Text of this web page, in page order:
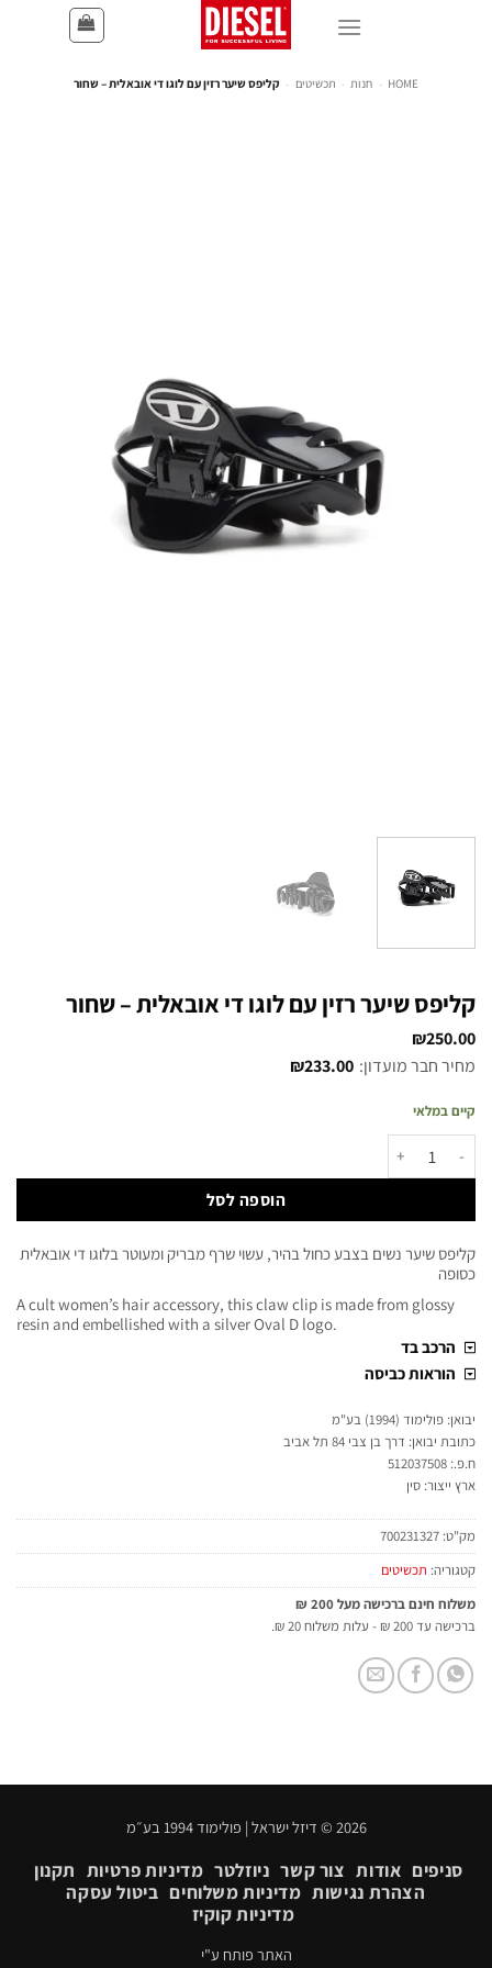
HOME
- חנות - תכשיטים - קליפס שיער רזין עם לוגו די אובאלית – שחור
קליפס שיער רזין עם לוגו די אובאלית – שחור
₪250.00
מחיר חבר מועדון:
₪233.00
קיים במלאי
הוספה לסל
קליפס שיער נשים בצבע כחול בהיר, עשוי שרף מבריק ומעוטר בלוגו די אובאלית
כסופה
A cult women’s hair accessory, this claw clip is made from glossy
resin and embellished with a silver Oval D logo.
הרכב בד
הוראות כביסה
יבואן: פולימוד (1994) בע"מ
כתובת יבואן: דרך בן צבי 84 תל אביב
ח.פ.: 512037508
ארץ ייצור: סין
מק"ט: 700231327
קטגוריה: תכשיטים
משלוח חינם ברכישה מעל 200 ₪
ברכישה עד 200 ₪ - עלות משלוח 20 ₪.
2026 © דיזל ישראל | פולימוד 1994 בע״מ
סניפים אודות צור קשר ניוזלטר מדיניות פרטיות תקנון
הצהרת נגישות מדיניות משלוחים ביטול עסקה
מדיניות קוקיז
האתר פותח ע"י